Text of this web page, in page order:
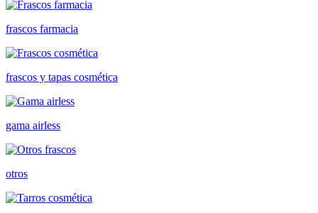
frascos farmacia
frascos y tapas cosmética
gama airless
otros